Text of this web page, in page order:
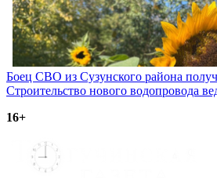
Навигация
по
записям
Боец СВО из Сузунского района
Строительство нового водопровода
16+